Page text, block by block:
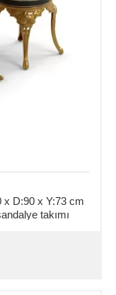
x D:90 x Y:73 cm
takımı